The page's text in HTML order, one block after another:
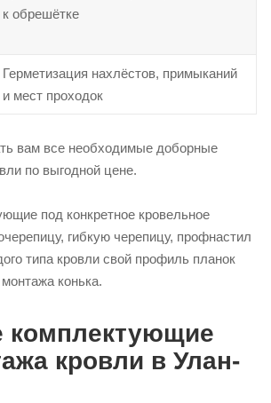
к обрешётке
Герметизация нахлёстов, примыканий
и мест проходок
вам все необходимые доборные
по выгодной цене.
под конкретное кровельное
гибкую черепицу, профнастил
типа кровли свой профиль планок
конька.
комплектующие
кровли в Улан-